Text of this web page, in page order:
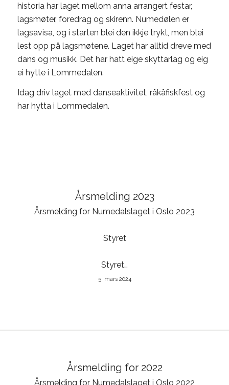
historia har laget mellom anna arrangert festar,
lagsmøter, foredrag og skirenn. Numedølen er
lagsavisa, og i starten blei den ikkje trykt, men blei
lest opp på lagsmøtene. Laget har alltid dreve med
dans og musikk. Det har hatt eige skyttarlag og eig
ei hytte i Lommedalen.
Idag driv laget med danseaktivitet, råkåfiskfest og
har hytta i Lommedalen.
Årsmelding 2023
Årsmelding for Numedalslaget i Oslo 2023
Styret
Styret…
5. mars 2024
Årsmelding for 2022
Årsmelding for Numedalslaget i Oslo 2022